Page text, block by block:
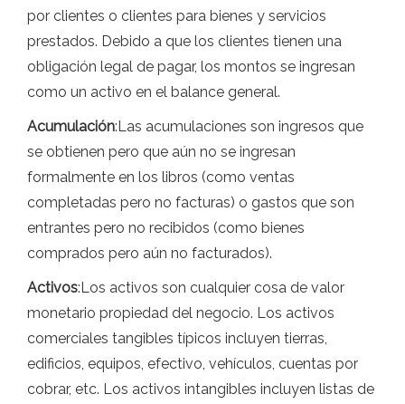
por clientes o clientes para bienes y servicios
prestados. Debido a que los clientes tienen una
obligación legal de pagar, los montos se ingresan
como un activo en el balance general.
Acumulación:Las acumulaciones son ingresos que
se obtienen pero que aún no se ingresan
formalmente en los libros (como ventas
completadas pero no facturas) o gastos que son
entrantes pero no recibidos (como bienes
comprados pero aún no facturados).
Activos:Los activos son cualquier cosa de valor
monetario propiedad del negocio. Los activos
comerciales tangibles típicos incluyen tierras,
edificios, equipos, efectivo, vehículos, cuentas por
cobrar, etc. Los activos intangibles incluyen listas de